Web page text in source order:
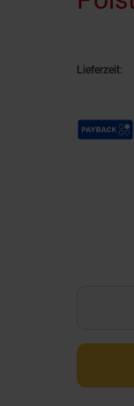
Lieferzeit:
Payback